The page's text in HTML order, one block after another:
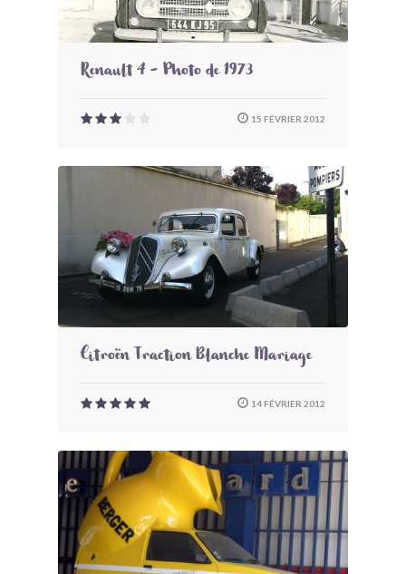
Renault 4 - Photo de 1973
15 FÉVRIER 2012
Citroën Traction Blanche Mariage
14 FÉVRIER 2012